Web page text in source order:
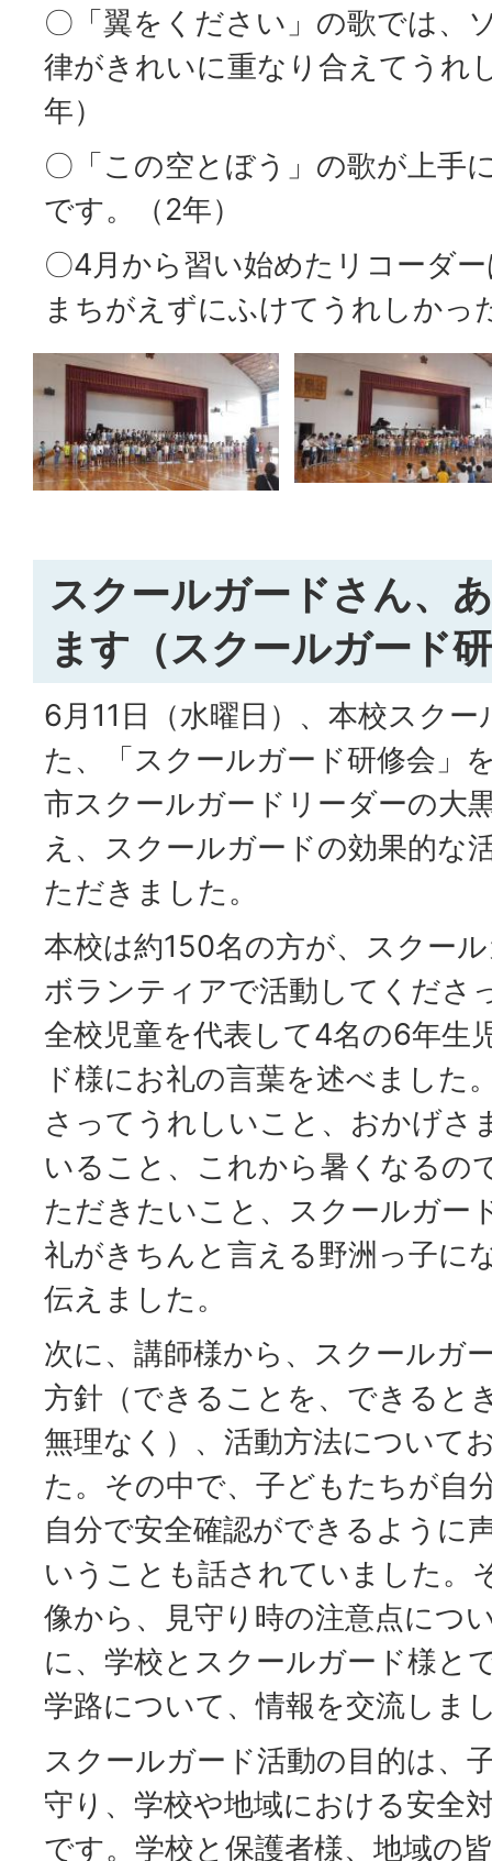
〇「翼をください」の歌では、
律がきれいに重なり合えてうれ
年）
〇「この空とぼう」の歌が上手
です。（2年）
〇4月から習い始めたリコーダ
まちがえずにふけてうれしかっ
スクールガードさん、
ます（スクールガード
6月11日（水曜日）、本校スク
た、「スクールガード研修会」
市スクールガードリーダーの大
え、スクールガードの効果的な
ただきました。
本校は約150名の方が、スクー
ボランティアで活動してくださ
全校児童を代表して4名の6年生
ド様にお礼の言葉を述べました
さってうれしいこと、おかげさ
いること、これから暑くなるの
ただきたいこと、スクールガー
礼がきちんと言える野洲っ子に
伝えました。
次に、講師様から、スクールガ
方針（できることを、できると
無理なく）、活動方法について
た。その中で、子どもたちが自
自分で安全確認ができるように
いうことも話されていました。
像から、見守り時の注意点につ
に、学校とスクールガード様と
学路について、情報を交流しま
スクールガード活動の目的は、
守り、学校や地域における安全
です。学校と保護者様、地域の